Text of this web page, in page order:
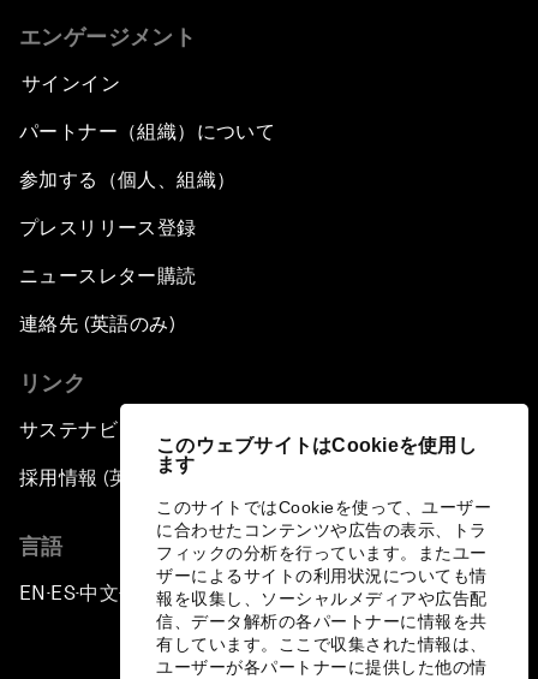
このウェブサイトはCookieを使用し
ます
このサイトではCookieを使って、ユーザー
に合わせたコンテンツや広告の表示、トラ
フィックの分析を行っています。またユー
ザーによるサイトの利用状況についても情
報を収集し、ソーシャルメディアや広告配
信、データ解析の各パートナーに情報を共
有しています。ここで収集された情報は、
ユーザーが各パートナーに提供した他の情
エンゲージメント
サインイン
パートナー（組織）について
参加する（個人、組織）
プレスリリース登録
ニュースレター購読
連絡先 (英語のみ)
リンク
サステナビリティへの取り組み
採用情報 (英語のみ)
言語
EN ▪ES▪中文▪ 日本語